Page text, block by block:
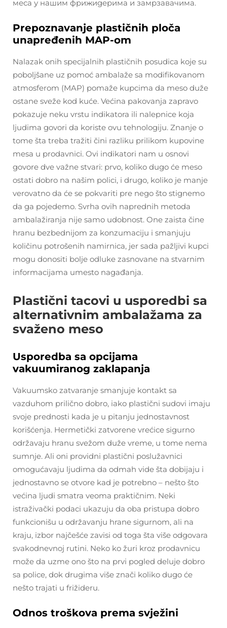
меса у нашим фрижидерима и замрзавачима.
Prepoznavanje plastičnih ploča
unapređenih MAP-om
Nalazak onih specijalnih plastičnih posudica koje su
poboljšane uz pomoć ambalaže sa modifikovanom
atmosferom (MAP) pomaže kupcima da meso duže
ostanе svežе kod kuće. Većina pakovanja zapravo
pokazuje neku vrstu indikatora ili nalepnice koja
ljudima govori da koriste ovu tehnologiju. Znanje o
tome šta treba tražiti čini razliku prilikom kupovine
mesa u prodavnici. Ovi indikatori nam u osnovi
govore dve važne stvari: prvo, koliko dugo će meso
ostati dobro na našim polici, i drugo, koliko je manje
verovatno da će se pokvariti pre nego što stignemo
da ga pojedemo. Svrha ovih naprednih metoda
ambalažiranja nije samo udobnost. One zaista čine
hranu bezbednijom za konzumaciju i smanjuju
količinu potrošenih namirnica, jer sada pažljivi kupci
mogu donositi bolje odluke zasnovane na stvarnim
informacijama umesto nagađanja.
Plastični tacovi u usporedbi sa
alternativnim ambalažama za
svaženo meso
Usporedba sa opcijama
vakuumiranog zaklapanja
Vakuumsko zatvaranje smanjuje kontakt sa
vazduhom prilično dobro, iako plastični sudovi imaju
svoje prednosti kada je u pitanju jednostavnost
korišćenja. Hermetički zatvorene vrećice sigurno
održavaju hranu svežom duže vreme, u tome nema
sumnje. Ali oni providni plastični poslužavnici
omogućavaju ljudima da odmah vide šta dobijaju i
jednostavno se otvore kad je potrebno – nešto što
većina ljudi smatra veoma praktičnim. Neki
istraživački podaci ukazuju da oba pristupa dobro
funkcionišu u održavanju hrane sigurnom, ali na
kraju, izbor najčešće zavisi od toga šta više odgovara
svakodnevnoj rutini. Neko ko žuri kroz prodavnicu
može da uzme ono što na prvi pogled deluje dobro
sa police, dok drugima više znači koliko dugo će
nešto trajati u frižideru.
Odnos troškova prema svježini